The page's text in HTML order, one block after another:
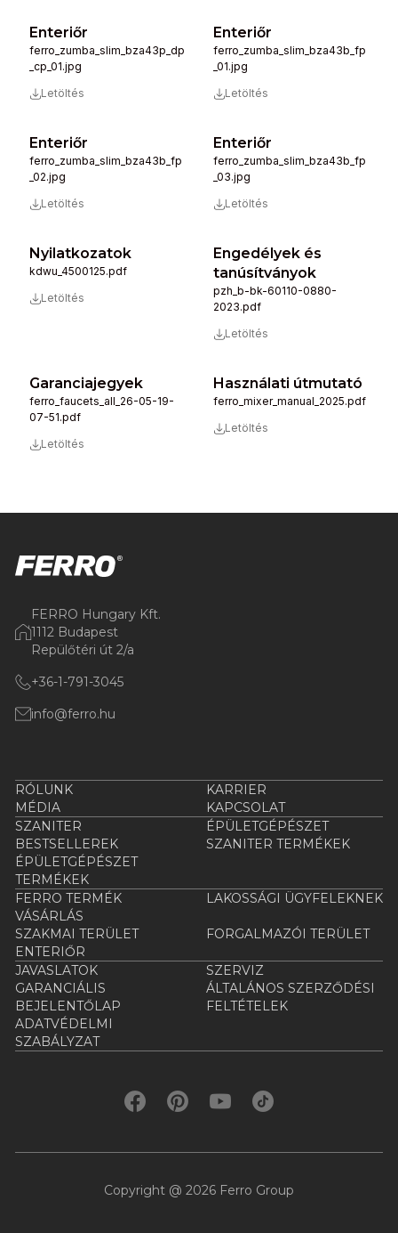
Enteriőr
ferro_zumba_slim_bza43p_dp
_cp_01.jpg
Letöltés
Enteriőr
ferro_zumba_slim_bza43b_fp
_01.jpg
Letöltés
Enteriőr
ferro_zumba_slim_bza43b_fp
_02.jpg
Letöltés
Enteriőr
ferro_zumba_slim_bza43b_fp
_03.jpg
Letöltés
Nyilatkozatok
kdwu_4500125.pdf
Letöltés
Engedélyek és
tanúsítványok
pzh_b-bk-60110-0880-
2023.pdf
Letöltés
Garanciajegyek
ferro_faucets_all_26-05-19-
07-51.pdf
Letöltés
Használati útmutató
ferro_mixer_manual_2025.pdf
Letöltés
FERRO Hungary Kft.
1112 Budapest
Repülőtéri út 2/a
+36-1-791-3045
info@ferro.hu
RÓLUNK
KARRIER
MÉDIA
KAPCSOLAT
SZANITER
ÉPÜLETGÉPÉSZET
BESTSELLEREK
SZANITER TERMÉKEK
ÉPÜLETGÉPÉSZET
TERMÉKEK
FERRO TERMÉK
VÁSÁRLÁS
LAKOSSÁGI ÜGYFELEKNEK
SZAKMAI TERÜLET
FORGALMAZÓI TERÜLET
ENTERIŐR
JAVASLATOK
SZERVIZ
GARANCIÁLIS
BEJELENTŐLAP
ÁLTALÁNOS SZERZŐDÉSI
FELTÉTELEK
ADATVÉDELMI
SZABÁLYZAT
Copyright @ 2026 Ferro Group